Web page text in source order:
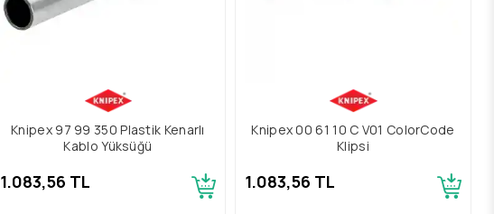
Knipex 97 99 350 Plastik Kenarlı
Kablo Yüksüğü
1.083,56 TL
Knipex 00 61 10 C V01 ColorCode
Klipsi
1.083,56 TL